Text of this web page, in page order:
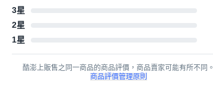
3星
2星
1星
酷澎上販售之同一商品的商品評價，商品賣家可能有所不同。
商品評價管理原則